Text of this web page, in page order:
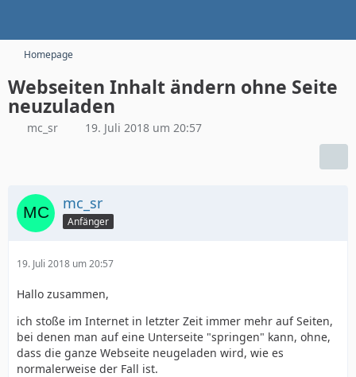
Homepage
Webseiten Inhalt ändern ohne Seite
neuzuladen
mc_sr 19. Juli 2018 um 20:57
mc_sr
Anfänger
19. Juli 2018 um 20:57
Hallo zusammen,
ich stoße im Internet in letzter Zeit immer mehr auf Seiten,
bei denen man auf eine Unterseite "springen" kann, ohne,
dass die ganze Webseite neugeladen wird, wie es
normalerweise der Fall ist.